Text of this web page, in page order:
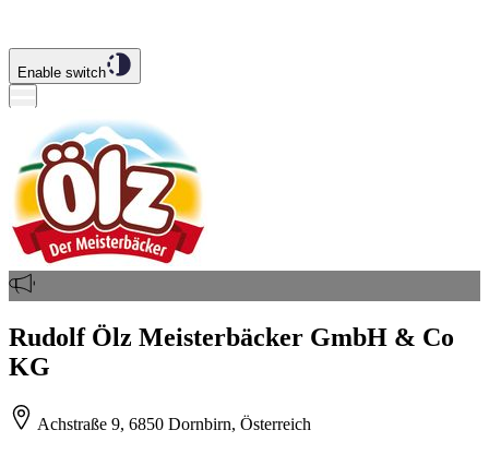
Enable switch
Rudolf Ölz Meisterbäcker GmbH & Co
KG
Achstraße 9, 6850 Dornbirn, Österreich